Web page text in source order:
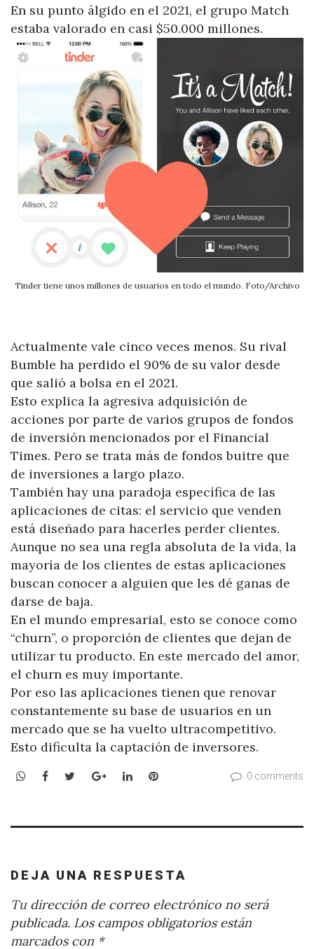
En su punto álgido en el 2021, el grupo Match
estaba valorado en casi $50.000 millones.
Tinder tiene unos millones de usuarios en todo el mundo. Foto/Archivo
Actualmente vale cinco veces menos. Su rival
Bumble ha perdido el 90% de su valor desde
que salió a bolsa en el 2021.
Esto explica la agresiva adquisición de
acciones por parte de varios grupos de fondos
de inversión mencionados por el Financial
Times. Pero se trata más de fondos buitre que
de inversiones a largo plazo.
También hay una paradoja específica de las
aplicaciones de citas: el servicio que venden
está diseñado para hacerles perder clientes.
Aunque no sea una regla absoluta de la vida, la
mayoría de los clientes de estas aplicaciones
buscan conocer a alguien que les dé ganas de
darse de baja.
En el mundo empresarial, esto se conoce como
“churn”, o proporción de clientes que dejan de
utilizar tu producto. En este mercado del amor,
el churn es muy importante.
Por eso las aplicaciones tienen que renovar
constantemente su base de usuarios en un
mercado que se ha vuelto ultracompetitivo.
Esto dificulta la captación de inversores.
WhatsApp
Facebook
TwitterGoogle+LinkedInPinterest 0 comments
DEJA UNA RESPUESTA
Tu dirección de correo electrónico no será
publicada. Los campos obligatorios están
marcados con *